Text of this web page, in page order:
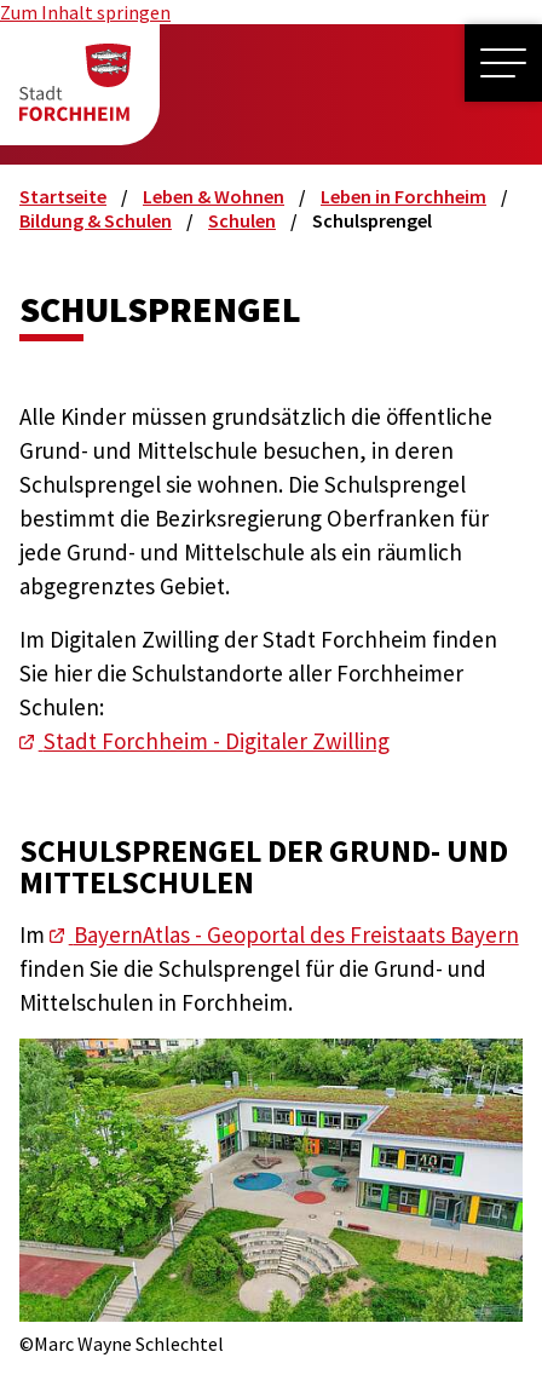
Zum Inhalt springen
Startseite Leben & Wohnen
Leben in Forchheim
Bildung & Schulen
Schulen Schulsprengel
SCHULSPRENGEL
Alle Kinder müssen grundsätzlich die öffentliche
Grund- und Mittelschule besuchen, in deren
Schulsprengel sie wohnen. Die Schulsprengel
bestimmt die Bezirksregierung Oberfranken für
jede Grund- und Mittelschule als ein räumlich
abgegrenztes Gebiet.
Im Digitalen Zwilling der Stadt Forchheim finden
Sie hier die Schulstandorte aller Forchheimer
Schulen:
Stadt Forchheim - Digitaler Zwilling
SCHULSPRENGEL DER GRUND- UND
MITTELSCHULEN
Im
BayernAtlas - Geoportal des Freistaats Bayern
finden Sie die Schulsprengel für die Grund- und
Mittelschulen in Forchheim.
©Marc Wayne Schlechtel